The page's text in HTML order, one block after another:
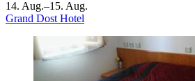
14. Aug.–15. Aug.
Grand Dost Hotel